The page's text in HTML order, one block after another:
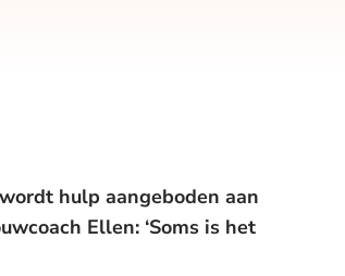
hulp aangeboden aan
Ellen: ‘Soms is het